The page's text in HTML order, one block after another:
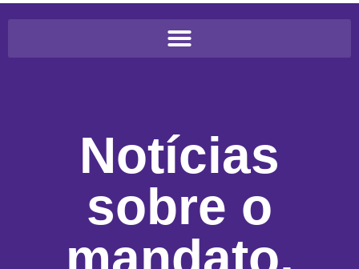
Notícias
sobre o